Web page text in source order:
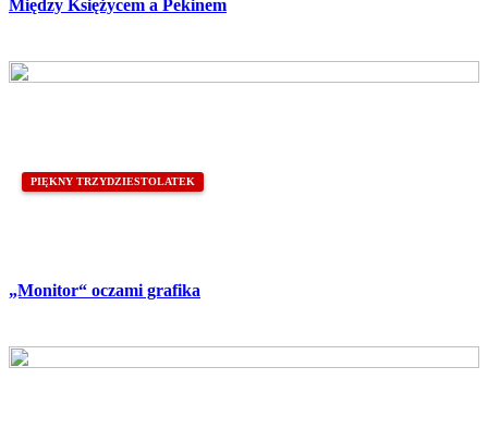
Między Księżycem a Pekinem
PIĘKNY TRZYDZIESTOLATEK
„Monitor“ oczami grafika